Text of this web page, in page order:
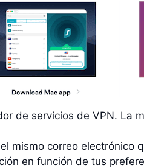
de servicios de VPN. La
mismo correo electrónico
en función de tus